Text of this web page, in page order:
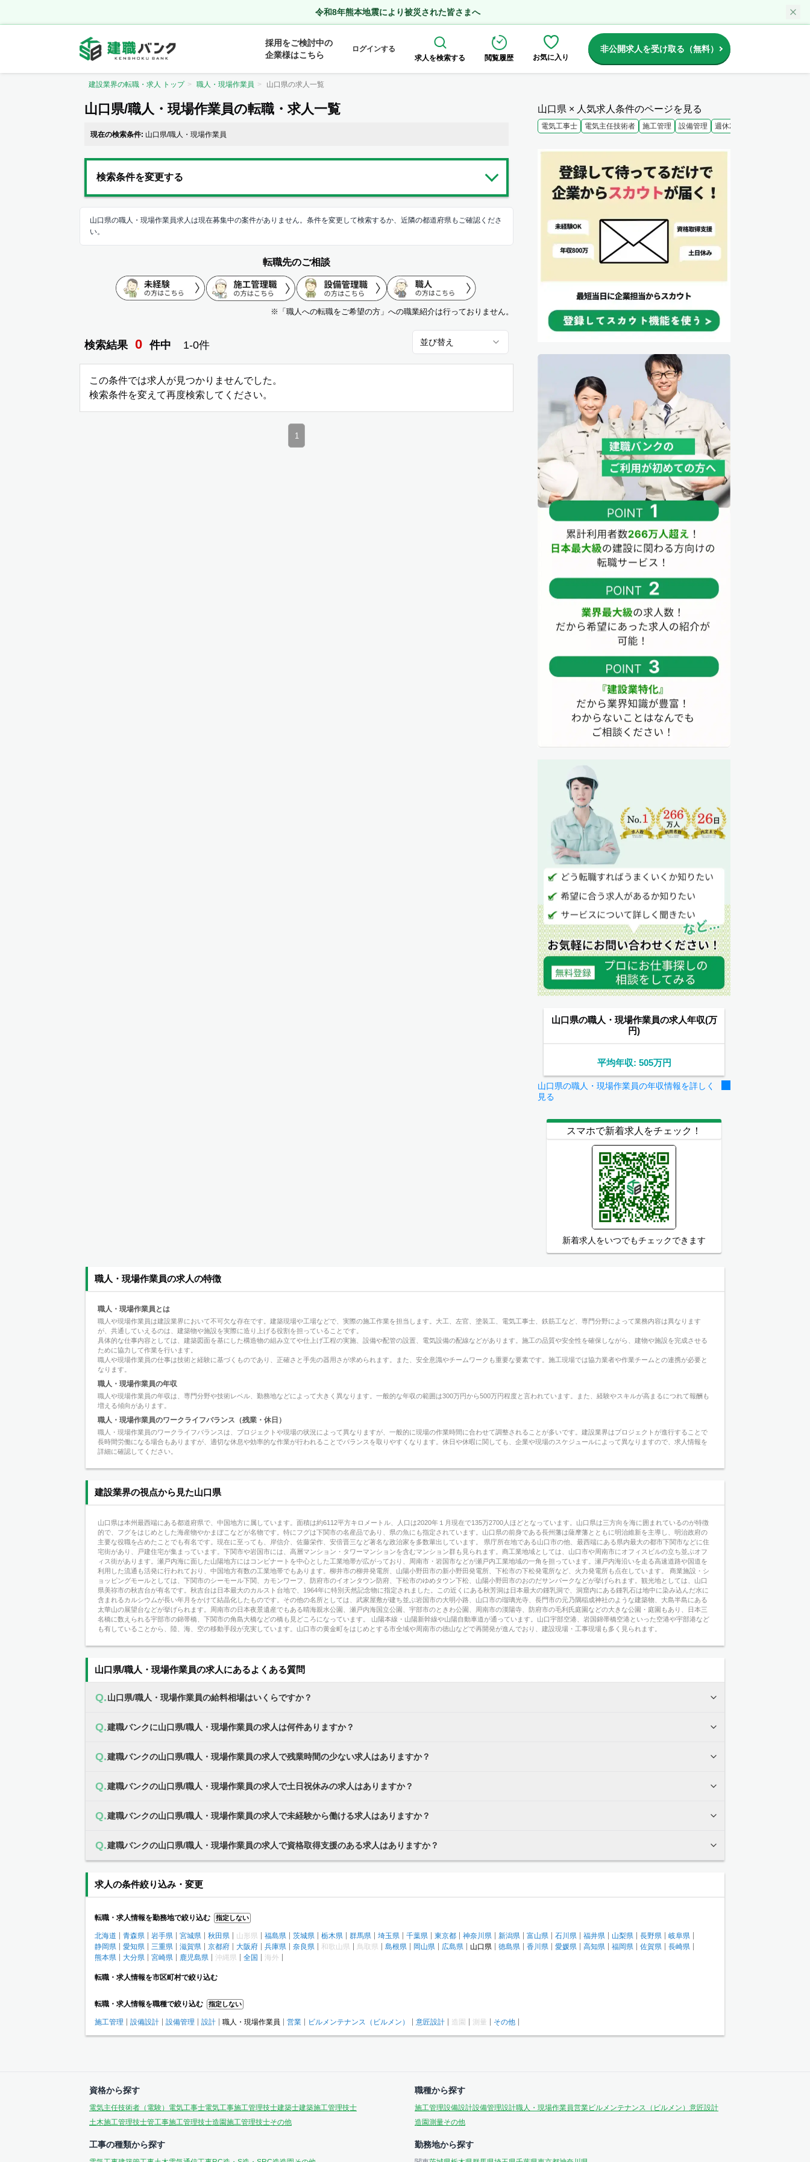
令和8年熊本地震により被災された皆さまへ
採用をご検討中の
企業様はこちら
ログインする
求人を検索する
閲覧履歴 お気に入り
非公開求人を受け取る（無料）
建設業界の転職・求人 トップ 職人・現場作業員 山口県の求人一覧
山口県/職人・現場作業員の転職・求人一覧
現在の検索条件: 山口県/職人・現場作業員
検索条件を変更する
山口県の職人・現場作業員求人は現在募集中の案件がありません。条件を変更して検索するか、近隣の都道府県もご確認くださ
い。
転職先のご相談
※「職人への転職をご希望の方」への職業紹介は行っておりません。
検索結果 0 件中 1-0件 並び替え
この条件では求人が見つかりませんでした。
検索条件を変えて再度検索してください。
1
山口県 × 人気求人条件のページを見る
電気工事士 電気主任技術者 施工管理 設備管理 週休2日
山口県の職人・現場作業員の求人年収(万
円)
平均年収: 505万円
山口県の職人・現場作業員の年収情報を詳しく
見る
スマホで新着求人をチェック！
新着求人をいつでもチェックできます
職人・現場作業員の求人の特徴
職人・現場作業員とは
職人や現場作業員は建設業界において不可欠な存在です。建築現場や工場などで、実際の施工作業を担当します。大工、左官、塗装工、電気工事士、鉄筋工など、専門分野によって業務内容は異なります
が、共通していえるのは、建築物や施設を実際に造り上げる役割を担っていることです。
具体的な仕事内容としては、建築図面を基にした構造物の組み立てや仕上げ工程の実施、設備や配管の設置、電気設備の配線などがあります。施工の品質や安全性を確保しながら、建物や施設を完成させる
ために協力して作業を行います。
職人や現場作業員の仕事は技術と経験に基づくものであり、正確さと手先の器用さが求められます。また、安全意識やチームワークも重要な要素です。施工現場では協力業者や作業チームとの連携が必要と
なります。
職人・現場作業員の年収
職人や現場作業員の年収は、専門分野や技術レベル、勤務地などによって大きく異なります。一般的な年収の範囲は300万円から500万円程度と言われています。また、経験やスキルが高まるにつれて報酬も
増える傾向があります。
職人・現場作業員のワークライフバランス（残業・休日）
職人・現場作業員のワークライフバランスは、プロジェクトや現場の状況によって異なりますが、一般的に現場の作業時間に合わせて調整されることが多いです。建設業界はプロジェクトが進行することで
長時間労働になる場合もありますが、適切な休息や効率的な作業が行われることでバランスを取りやすくなります。休日や休暇に関しても、企業や現場のスケジュールによって異なりますので、求人情報を
詳細に確認してください。
建設業界の視点から見た山口県
山口県は本州最西端にある都道府県で、中国地方に属しています。面積は約6112平方キロメートル、人口は2020年１月現在で135万2700人ほどとなっています。山口県は三方向を海に囲まれているのが特徴
的で、フグをはじめとした海産物やかまぼこなどが名物です。特にフグは下関市の名産品であり、県の魚にも指定されています。山口県の前身である長州藩は薩摩藩とともに明治維新を主導し、明治政府の
主要な役職を占めたことでも有名です。現在に至っても、岸信介、佐藤栄作、安倍晋三など著名な政治家を多数輩出しています。 県庁所在地である山口市の他、最西端にある県内最大の都市下関市などに住
宅街があり、戸建住宅が集まっています。下関市や岩国市には、高層マンション・タワーマンションを含むマンション群も見られます。商工業地域としては、山口市や周南市にオフィスビルの立ち並ぶオフ
ィス街があります。瀬戸内海に面した山陽地方にはコンビナートを中心とした工業地帯が広がっており、周南市・岩国市などが瀬戸内工業地域の一角を担っています。瀬戸内海沿いを走る高速道路や国道を
利用した流通も活発に行われており、中国地方有数の工業地帯でもあります。柳井市の柳井発電所、山陽小野田市の新小野田発電所、下松市の下松発電所など、火力発電所も点在しています。 商業施設・シ
ョッピングモールとしては、下関市のシーモール下関、カモンワーフ、防府市のイオンタウン防府、下松市のゆめタウン下松、山陽小野田市のおのだサンパークなどが挙げられます。観光地としては、山口
県美祢市の秋吉台が有名です。秋吉台は日本最大のカルスト台地で、1964年に特別天然記念物に指定されました。この近くにある秋芳洞は日本最大の鍾乳洞で、洞窟内にある鍾乳石は地中に染み込んだ水に
含まれるカルシウムが長い年月をかけて結晶化したものです。その他の名所としては、武家屋敷が建ち並ぶ岩国市の大明小路、山口市の瑠璃光寺、長門市の元乃隅稲成神社のような建築物、大島半島にある
太華山の展望台などが挙げられます。周南市の日本夜景遺産でもある晴海親水公園、瀬戸内海国立公園、宇部市のときわ公園、周南市の漢陽寺、防府市の毛利氏庭園などの大きな公園・庭園もあり、日本三
名橋に数えられる宇部市の錦帯橋、下関市の角島大橋などの橋も見どころになっています。 山陽本線・山陽新幹線や山陽自動車道が通っています。山口宇部空港、岩国錦帯橋空港といった空港や宇部港など
も有していることから、陸、海、空の移動手段が充実しています。山口市の黄金町をはじめとする市全域や周南市の徳山などで再開発が進んでおり、建設現場・工事現場も多く見られます。
山口県/職人・現場作業員の求人にあるよくある質問
山口県/職人・現場作業員の給料相場はいくらですか？
建職バンクに山口県/職人・現場作業員の求人は何件ありますか？
建職バンクの山口県/職人・現場作業員の求人で残業時間の少ない求人はありますか？
建職バンクの山口県/職人・現場作業員の求人で土日祝休みの求人はありますか？
建職バンクの山口県/職人・現場作業員の求人で未経験から働ける求人はありますか？
建職バンクの山口県/職人・現場作業員の求人で資格取得支援のある求人はありますか？
求人の条件絞り込み・変更
転職・求人情報を勤務地で絞り込む 指定しない
北海道 青森県 岩手県 宮城県 秋田県 山形県 福島県 茨城県 栃木県 群馬県 埼玉県 千葉県 東京都 神奈川県 新潟県 富山県 石川県 福井県 山梨県 長野県
岐阜県
静岡県
愛知県 三重県 滋賀県 京都府 大阪府 兵庫県 奈良県 和歌山県 鳥取県 島根県 岡山県 広島県 山口県 徳島県 香川県 愛媛県 高知県 福岡県 佐賀県
長崎県
熊本県
大分県 宮崎県 鹿児島県 沖縄県 全国 海外
転職・求人情報を市区町村で絞り込む
転職・求人情報を職種で絞り込む 指定しない
施工管理 設備設計 設備管理 設計 職人・現場作業員 営業 ビルメンテナンス（ビルメン） 意匠設計 造園 測量 その他
資格から探す
電気主任技術者（電験） 電気工事士電気工事施工管理技士建築士建築施工管理技士
土木施工管理技士管工事施工管理技士造園施工管理技士その他
職種から探す
施工管理設備設計設備管理設計職人・現場作業員営業ビルメンテナンス（ビルメン） 意匠設計
造園測量その他
工事の種類から探す 勤務地から探す